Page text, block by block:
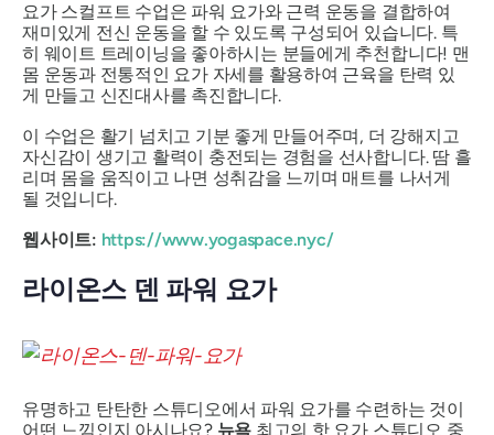
요가 스컬프트 수업은 파워 요가와 근력 운동을 결합하여
재미있게 전신 운동을 할 수 있도록 구성되어 있습니다. 특
히 웨이트 트레이닝을 좋아하시는 분들에게 추천합니다! 맨
몸 운동과 전통적인 요가 자세를 활용하여 근육을 탄력 있
게 만들고 신진대사를 촉진합니다.
이 수업은 활기 넘치고 기분 좋게 만들어주며, 더 강해지고
자신감이 생기고 활력이 충전되는 경험을 선사합니다. 땀 흘
리며 몸을 움직이고 나면 성취감을 느끼며 매트를 나서게
될 것입니다.
웹사이트: https://www.yogaspace.nyc/
라이온스 덴 파워 요가
유명하고 탄탄한 스튜디오에서 파워 요가를 수련하는 것이
어떤 느낌인지 아시나요? 뉴욕 최고의 핫 요가 스튜디오 중